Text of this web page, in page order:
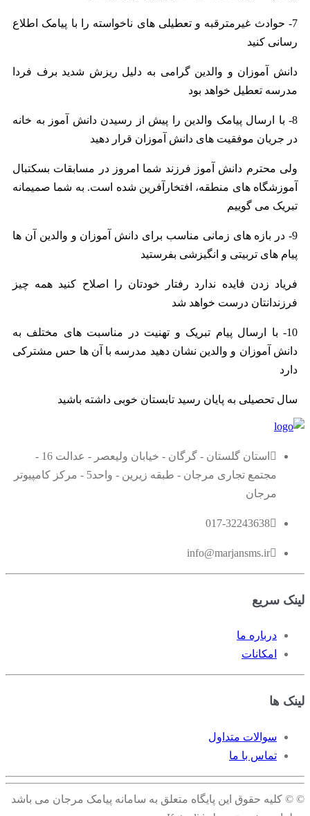
7- حوادث غیرمترقبه و تعطیلی های ناخواسته را با پیامک اطلاع
رسانی کنید
دانش آموزان و والدین گرامی به دلیل ریزش شدید برف فردا
مدرسه تعطیل خواهد بود
8- با ارسال پیامک والدین را پیش از رسیدن دانش آموز به خانه
در جریان موفقیت های دانش آموزان قرار دهید
ولی محترم دانش آموز فرزند شما امروز در مسابقات بسکتبال
آموزشگاه های منطقه، افتخارآفرین شده است. به شما صمیمانه
تبریک می گوییم
9- در بازه های زمانی مناسب برای دانش آموزان و والدین آن ها
پیام های تربیتی و انگیزشی بفرستید
فریاد زدن فایده ندارد رفتار خودتان را اصلاح کنید همه چیز
فرزندانتان درست خواهد شد
10- با ارسال پیام تبریک و تهنیت در مناسبت های مختلف به
دانش آموزان و والدین نشان دهید مدرسه با آن ها حس مشترکی
دارد
سال تحصیلی به پایان رسید تابستان خوبی داشته باشید
استان گلستان - گرگان - خیابان ولیعصر - عدالت 16 -
مجتمع تجاری مرجان - طبقه زیرین - واحد5 - مرکز کامپیوتر
مرجان
017-32243638
info@marjansms.ir
لینک سریع
درباره ما
امکانات
لینک ها
سوالات متداول
تماس با ما
© © کلیه حقوق این پایگاه متعلق به سامانه پیامک مرجان می باشد